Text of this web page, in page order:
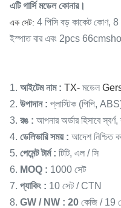
এটি গার্সি মডেল কোনার।
এক সেট: 4 পিসি বড় কাকেট কোণ,
ইস্পাত বার এবং 2pcs
1. আইটেম নাম : TX- মডেল
2. উপাদান : প্লাস্টিক (পিপি,
3. রঙ : আপনার অর্ডার হিসাবে স্বর্ণ,
4. ডেলিভারি সময় : আদেশ নিশ্চিত
5. পেমেন্ট টার্ম : টিটি, এল / সি
6. MOQ : 1000 সেট
7. প্যাকিং : 10 সেট / CTN
8. GW / NW : 20 কেজি / 19